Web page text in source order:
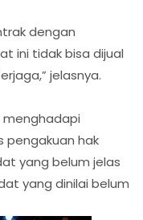
dengan
ini tidak bisa dijual
jelasnya.
menghadapi
hak
yang belum jelas
yang dinilai belum